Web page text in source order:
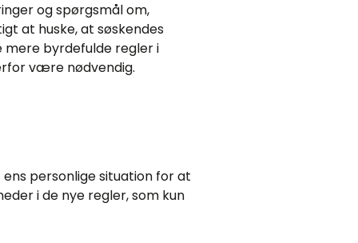
og spørgsmål om,
at huske, at søskendes
mere byrdefulde regler i
være nødvendig.
personlige situation for at
i de nye regler, som kun